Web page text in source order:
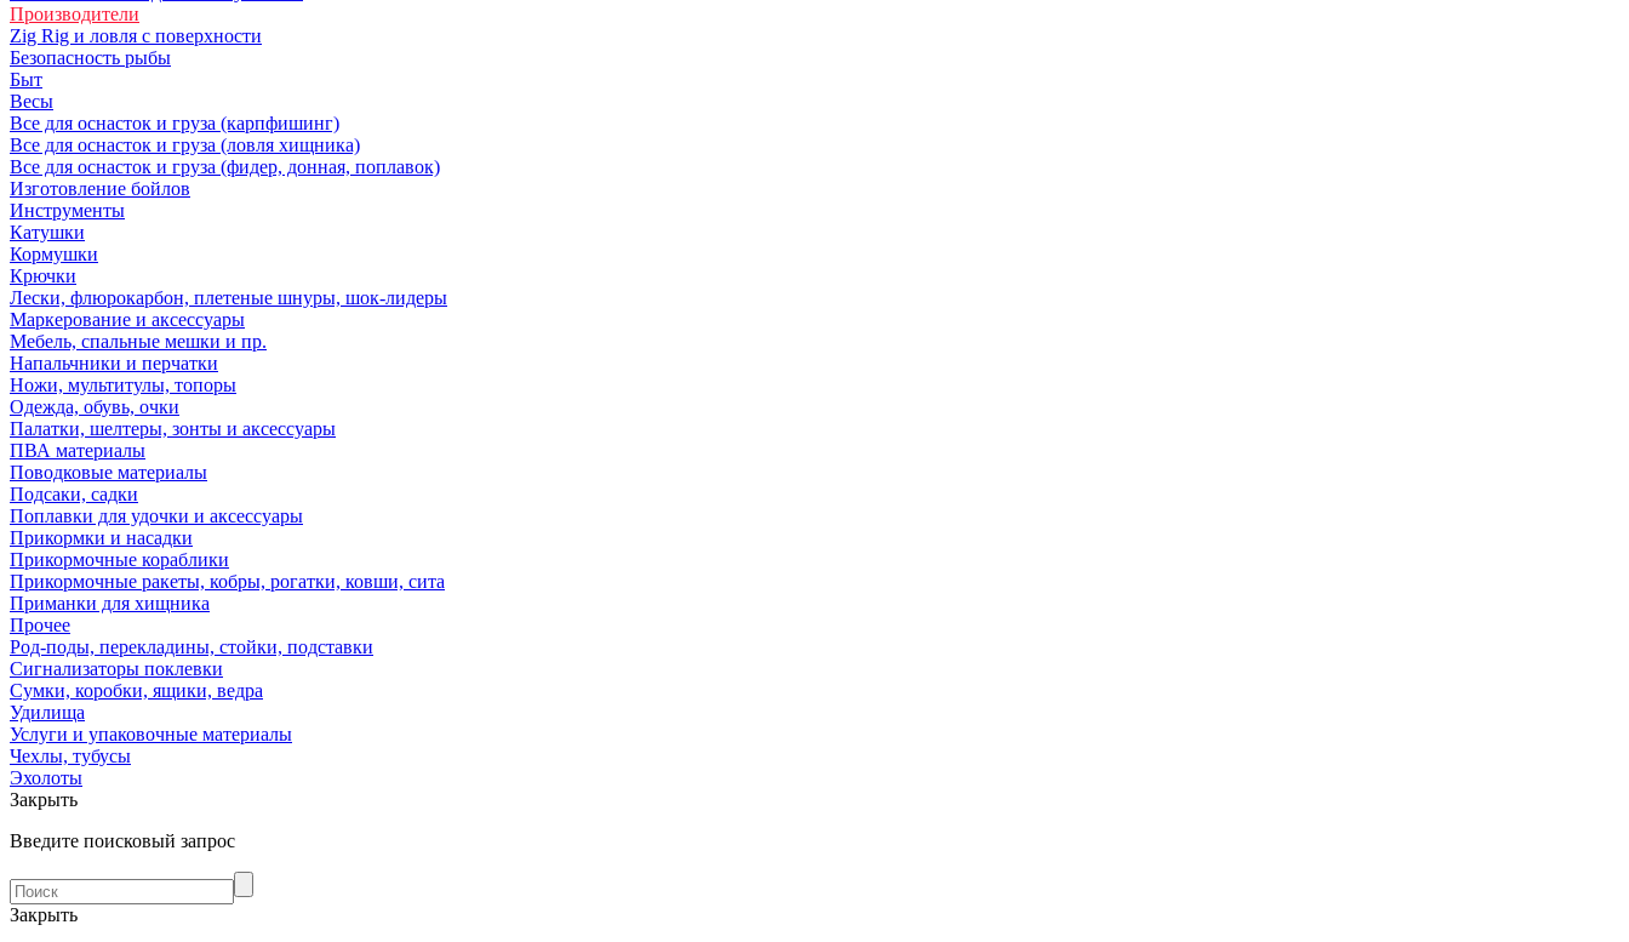
Производители
Zig Rig и ловля с поверхности
Безoпасность рыбы
Быт
Весы
Все для оснасток и груза (карпфишинг)
Все для оснасток и груза (ловля хищника)
Все для оснасток и груза (фидер, донная, поплавок)
Изготовление бойлов
Инструменты
Катушки
Кормушки
Крючки
Лески, флюрокарбон, плетеные шнуры, шок-лидеры
Маркерование и аксессуары
Мебель, спальные мешки и пр.
Напальчники и перчатки
Ножи, мультитулы, топоры
Одежда, обувь, очки
Палатки, шелтеры, зонты и аксессуары
ПВА материалы
Поводковые материалы
Подсаки, садки
Поплавки для удочки и аксессуары
Прикормки и насадки
Прикормочные кораблики
Прикормочные ракеты, кобры, рогатки, ковши, сита
Приманки для хищника
Прочее
Род-поды, перекладины, стойки, подставки
Сигнализаторы поклевки
Сумки, коробки, ящики, ведра
Удилища
Услуги и упаковочные материалы
Чехлы, тубусы
Эхолоты
Закрыть
Введите поисковый запрос
Закрыть